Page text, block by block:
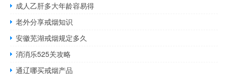
成人乙肝多大年龄容易得
老外分享戒烟知识
安徽芜湖戒烟规定多久
消消乐525关攻略
通辽哪买戒烟产品